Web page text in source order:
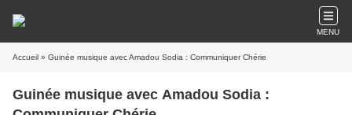
MENU
Accueil » Guinée musique avec Amadou Sodia : Communiquer Chérie
Guinée musique avec Amadou Sodia :